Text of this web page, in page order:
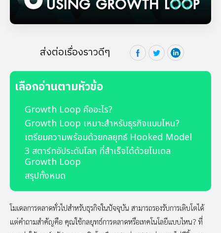
ส่งต่อเรื่องราวดีๆ
เลือกอ่านตามหัวข้อ
Growth Loop คืออะไร?
Growth Loop เหมาะสำหรับธุรกิจแบบไหน?
เตรียมความพร้อมด้วยกลยุทธ์ Hooked Model
3 สตาร์ทอัประดับโลก ที่สำเร็จได้ด้วยโมเดล
Growth Loop
สรุปทั้งหมด
โมเดลการตลาดทั่วไปสำหรับธุรกิจในปัจจุบัน สามารถรองรับการเติบโตได้
แต่คำถามสำคัญคือ คุณใช้กลยุทธ์การตลาดหรือเทคโนโลยีแบบไหน? ที่